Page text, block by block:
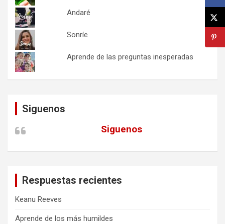
Andaré
Sonríe
Aprende de las preguntas inesperadas
Siguenos
Siguenos
Respuestas recientes
Keanu Reeves
Aprende de los más humildes